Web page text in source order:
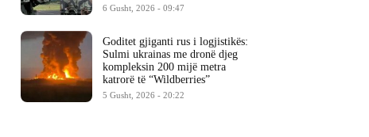
6 Gusht, 2026 - 09:47
Goditet gjiganti rus i logjistikës:
Sulmi ukrainas me dronë djeg
kompleksin 200 mijë metra
katrorë të “Wildberries”
5 Gusht, 2026 - 20:22